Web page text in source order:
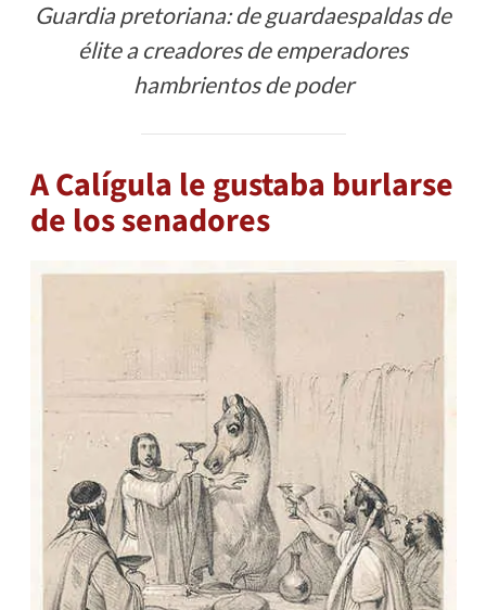
Guardia pretoriana: de guardaespaldas de
élite a creadores de emperadores
hambrientos de poder
A Calígula le gustaba burlarse
de los senadores